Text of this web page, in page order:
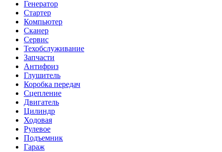
Генератор
Стартер
Компьютер
Сканер
Сервис
Техобслуживание
Запчасти
Антифриз
Глушитель
Коробка передач
Сцепление
Двигатель
Цилиндр
Ходовая
Рулевое
Подъемник
Гараж